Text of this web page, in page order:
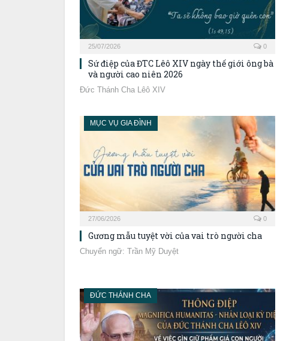
25/07/2026 0
Sứ điệp của ĐTC Lêô XIV ngày thế giới ông bà
và người cao niên 2026
Đức Thánh Cha Lêô XIV
MỤC VỤ GIA ĐÌNH
27/06/2026 0
Gương mẫu tuyệt vời của vai trò người cha
Chuyển ngữ: Trần Mỹ Duyệt
ĐỨC THÁNH CHA